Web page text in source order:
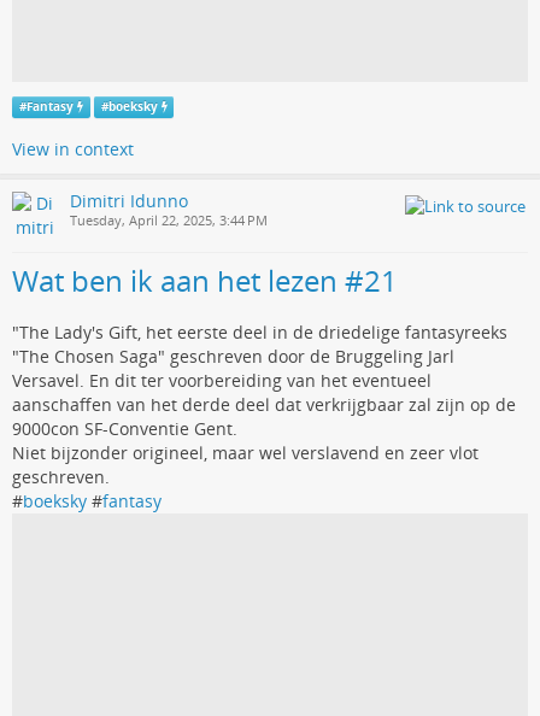
#Fantasy #boeksky
View in context
Dimitri Idunno
Tuesday, April 22, 2025, 3:44 PM
Wat ben ik aan het lezen #21
"The Lady's Gift, het eerste deel in de driedelige fantasyreeks
"The Chosen Saga" geschreven door de Bruggeling Jarl
Versavel. En dit ter voorbereiding van het eventueel
aanschaffen van het derde deel dat verkrijgbaar zal zijn op de
9000con SF-Conventie Gent.
Niet bijzonder origineel, maar wel verslavend en zeer vlot
geschreven.
#boeksky #fantasy